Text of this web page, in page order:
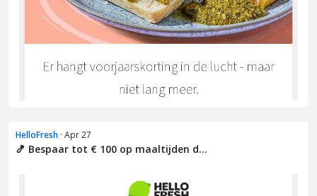
HelloFresh · Apr 27
🍤 Bespaar tot € 100 op maaltijden d...